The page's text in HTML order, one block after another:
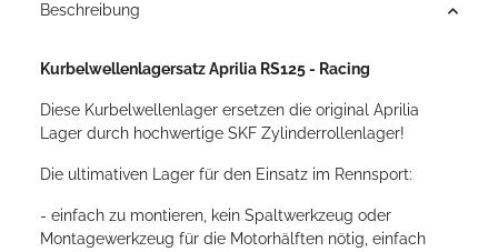
Beschreibung
Kurbelwellenlagersatz Aprilia RS125 - Racing
Diese Kurbelwellenlager ersetzen die original Aprilia
Lager durch hochwertige SKF Zylinderrollenlager!
Die ultimativen Lager für den Einsatz im Rennsport:
- einfach zu montieren, kein Spaltwerkzeug oder
Montagewerkzeug für die Motorhälften nötig, einfach